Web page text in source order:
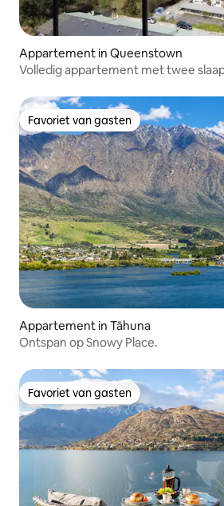
Appartement in Queenstown
Volledig appartement met twee
Favoriet van gasten
Favoriet van gasten
Appartement in Tāhuna
Ontspan op Snowy Place.
Favoriet van gasten
Favoriet van gasten